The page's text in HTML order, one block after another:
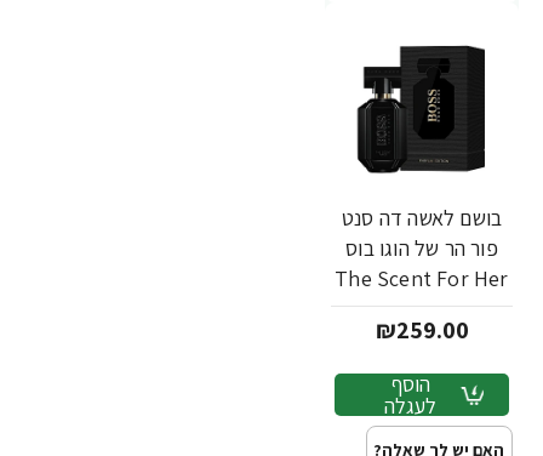
בושם לאשה דה סנט
פור הר של הוגו בוס
The Scent For Her
א.ד.פ 50 מ"ל - מבית
Hugo Boss
₪259.00
הוסף
לעגלה
האם יש לך שאלה?